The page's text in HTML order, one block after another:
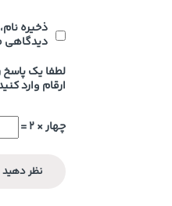
ذخیره
دیدگاهی
لطفا یک پاسخ
ارقام وارد
چهار × 2 =